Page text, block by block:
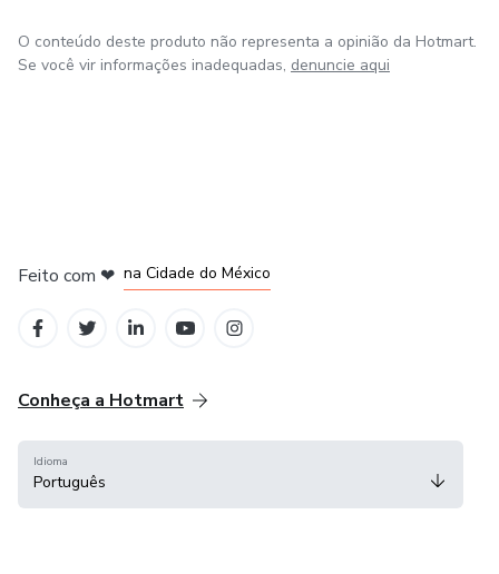
O conteúdo deste produto não representa a opinião da Hotmart.
Se você vir informações inadequadas, denuncie aqui
Feito com ❤ na Cidade do México
Conheça a Hotmart
Idioma
Português